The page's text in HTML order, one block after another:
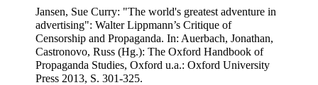
Jansen, Sue Curry: "The world's greatest adventure in
advertising": Walter Lippmann’s Critique of
Censorship and Propaganda. In: Auerbach, Jonathan,
Castronovo, Russ (Hg.): The Oxford Handbook of
Propaganda Studies, Oxford u.a.: Oxford University
Press 2013, S. 301-325.